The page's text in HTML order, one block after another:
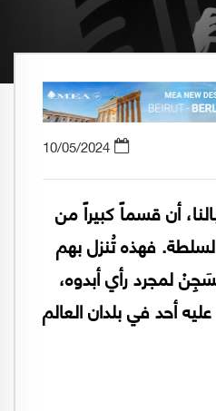
10/05/2024
أن قسماً كبيراً من
فهذه تُنزل بهم
لمجرد رأي أبدوه،
أحد في بلدان العالم